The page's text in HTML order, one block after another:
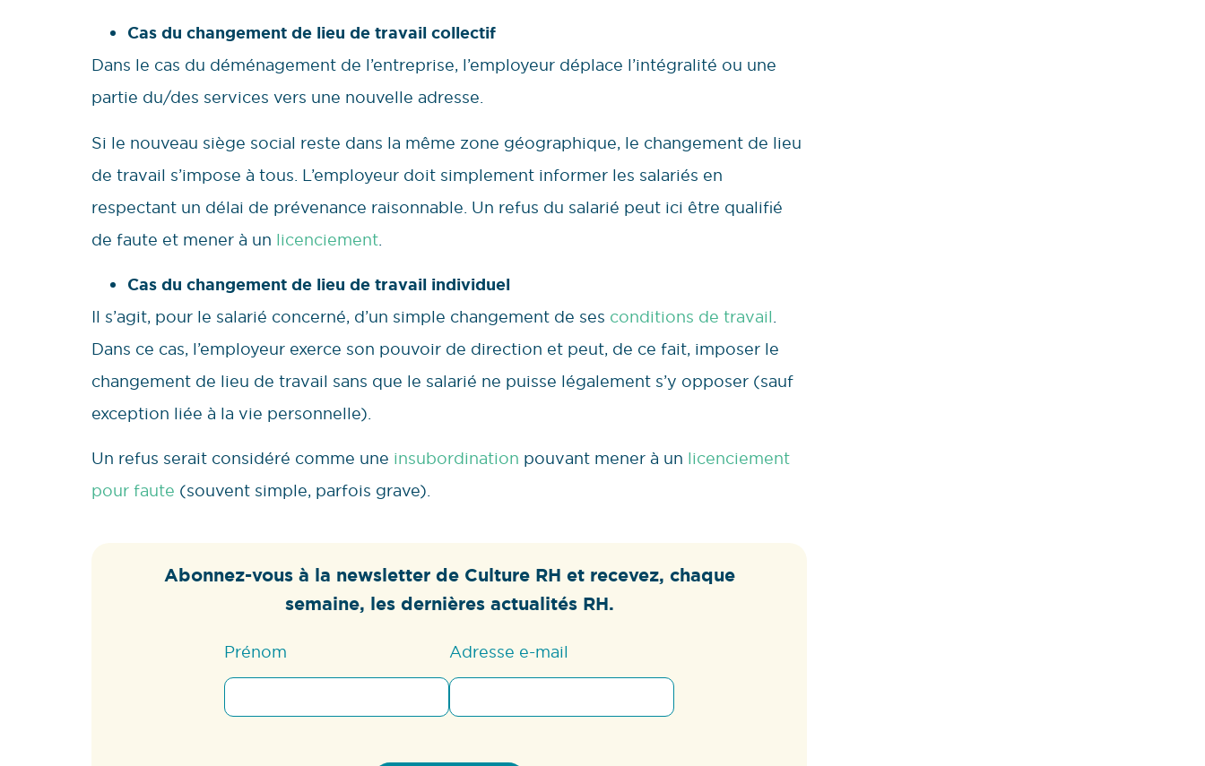
Cas du changement de lieu de travail collectif
Dans le cas du déménagement de l’entreprise, l’employeur déplace l’intégralité ou une
partie du/des services vers une nouvelle adresse.
Si le nouveau siège social reste dans la même zone géographique, le changement de lieu
de travail s’impose à tous. L’employeur doit simplement informer les salariés en
respectant un délai de prévenance raisonnable. Un refus du salarié peut ici être qualifié
de faute et mener à un licenciement.
Cas du changement de lieu de travail individuel
Il s’agit, pour le salarié concerné, d’un simple changement de ses conditions de travail.
Dans ce cas, l’employeur exerce son pouvoir de direction et peut, de ce fait, imposer le
changement de lieu de travail sans que le salarié ne puisse légalement s’y opposer (sauf
exception liée à la vie personnelle).
Un refus serait considéré comme une insubordination pouvant mener à un licenciement
pour faute (souvent simple, parfois grave).
Abonnez-vous à la newsletter de Culture RH et recevez, chaque
semaine, les dernières actualités RH.
Prénom Adresse e-mail